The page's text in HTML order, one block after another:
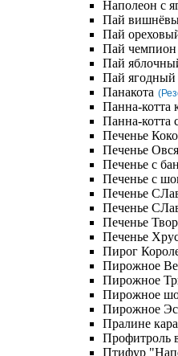
Наполеон с
Пай
Пай
Пай чемпион
Пай
Пай ягодный
Панакота
Панна-котта
Панна-котта
Печенье
Печенье
Печенье с
Печенье с
Печенье
Печенье
Печенье
Печенье
Пирог
Пирожное
Пирожное
Пирожное
Пирожное
Пралине
Профитроль
Птифур